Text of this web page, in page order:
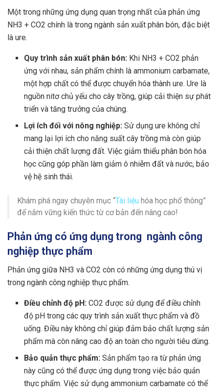
Một trong những ứng dụng quan trọng nhất của phản ứng
NH3 + CO2 chính là trong ngành sản xuất phân bón, đặc biệt
là ure.
Quy trình sản xuất phân bón: Khi NH3 + CO2 phản
ứng với nhau, sản phẩm chính là ammonium carbamate,
một hợp chất có thể được chuyển hóa thành ure. Ure là
nguồn nitơ chủ yếu cho cây trồng, giúp cải thiện sự phát
triển và tăng trưởng của chúng.
Lợi ích đối với nông nghiệp: Sử dụng ure không chỉ
mang lại lợi ích cho năng suất cây trồng mà còn giúp
cải thiện chất lượng đất. Việc giảm thiểu phân bón hóa
học cũng góp phần làm giảm ô nhiễm đất và nước, bảo
vệ hệ sinh thái.
Khám phá ngay chuyên mục “Tài liệu hóa học phổ thông”
để nắm vững kiến thức từ cơ bản đến nâng cao!
Phản ứng có ứng dụng trong ngành công
nghiệp thực phẩm
Phản ứng giữa NH3 và CO2 còn có những ứng dụng thú vị
trong ngành công nghiệp thực phẩm.
Điều chỉnh độ pH: CO2 được sử dụng để điều chỉnh
độ pH trong các quy trình sản xuất thực phẩm và đồ
uống. Điều này không chỉ giúp đảm bảo chất lượng sản
phẩm mà còn nâng cao độ an toàn cho người tiêu dùng.
Bảo quản thực phẩm: Sản phẩm tạo ra từ phản ứng
này cũng có thể được ứng dụng trong việc bảo quản
thực phẩm. Việc sử dụng ammonium carbamate có thể